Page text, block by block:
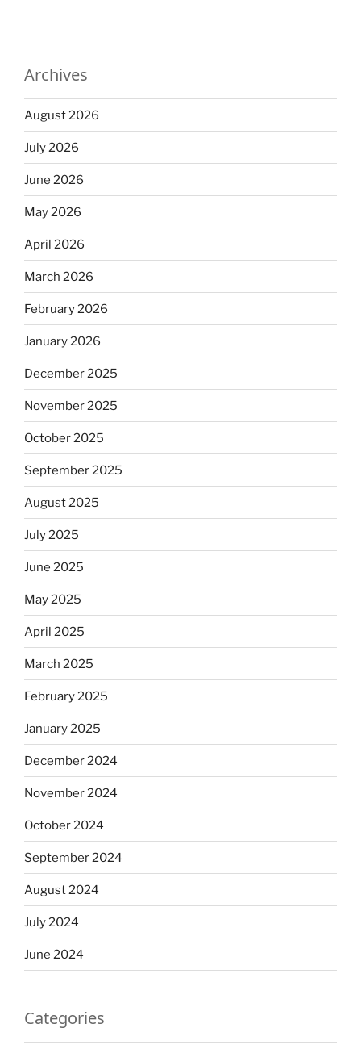
Archives
August 2026
July 2026
June 2026
May 2026
April 2026
March 2026
February 2026
January 2026
December 2025
November 2025
October 2025
September 2025
August 2025
July 2025
June 2025
May 2025
April 2025
March 2025
February 2025
January 2025
December 2024
November 2024
October 2024
September 2024
August 2024
July 2024
June 2024
Categories